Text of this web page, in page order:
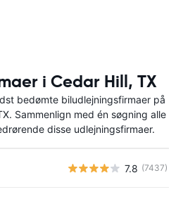
i Cedar Hill, TX
bedømte biludlejningsfirmaer på
Sammenlign med én søgning alle
disse udlejningsfirmaer.
7.8 (7437)